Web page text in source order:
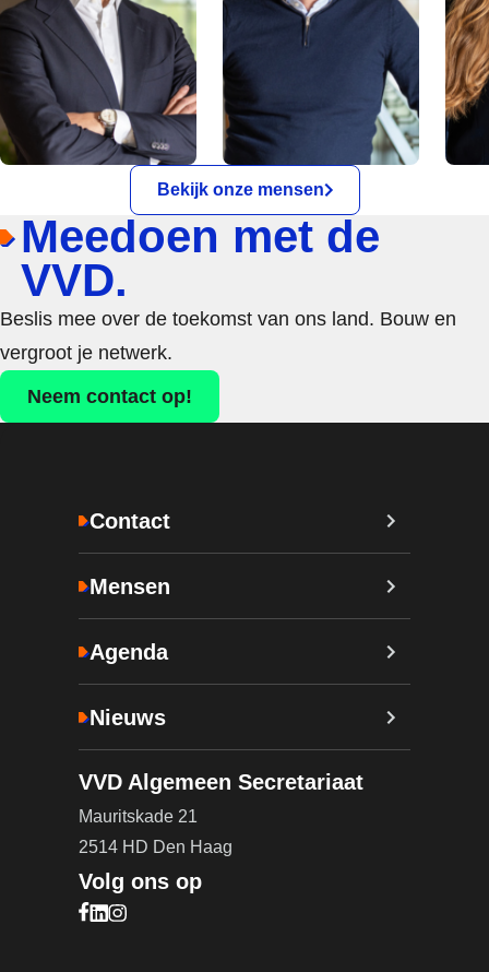
Bekijk onze mensen
Meedoen met de
VVD.
Beslis mee over de toekomst van ons land. Bouw en
vergroot je netwerk.
Neem contact op!
Contact
Mensen
Agenda
Nieuws
VVD Algemeen Secretariaat
Mauritskade 21
2514 HD Den Haag
Volg ons op
Bezoek onze Facebook pagina (opent in nieuw
Bezoek onze LinkedIn pagina (opent in nieuw
Bezoek onze Instagram pagina (opent in